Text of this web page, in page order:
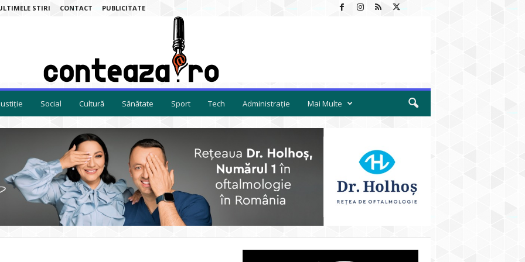
STIRI CONTACT PUBLICITATE
Social Cultură Sănătate Sport Tech Administrație Mai Multe